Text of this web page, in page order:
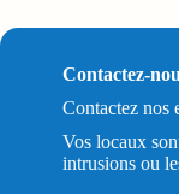
Contactez-
Contactez nos
Vos locaux
intrusions ou